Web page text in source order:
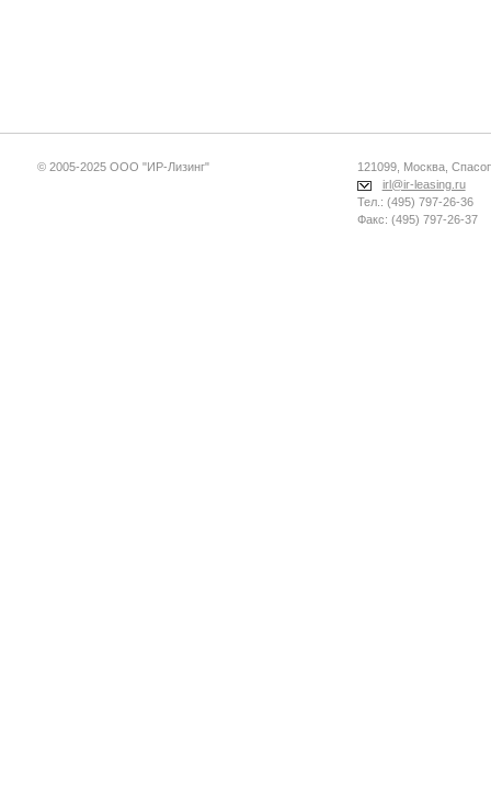
© 2005-2025 ООО "ИР-Лизинг"
121099, Москва,
irl@ir-leasing.ru
Тел.: (495) 797-26-36
Факс: (495) 797-26-37